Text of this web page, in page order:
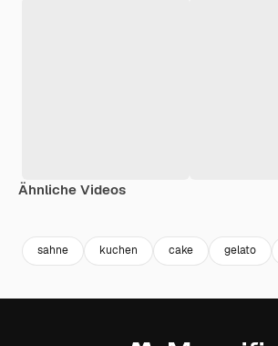
Ähnliche Videos
sahne kuchen cake gelato